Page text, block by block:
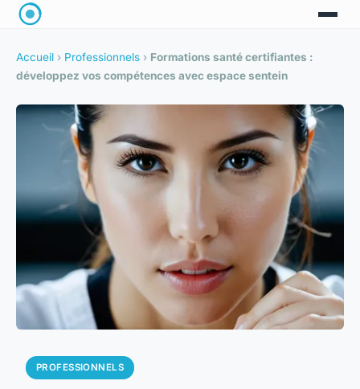
Accueil › Professionnels › Formations santé certifiantes :
développez vos compétences avec espace sentein
PROFESSIONNELS